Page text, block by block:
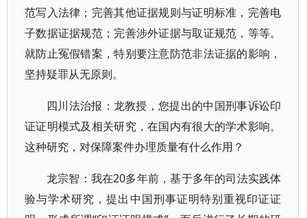
范写入法律；完善其他证据规则与证明标准，完善电
子数据证据规范；完善涉外证据与取证规范，等等。
就防止冤假错案，特别要注意防范非法证据的影响，
坚持疑罪从无原则。
四川法治报：龙教授，您提出的中国刑事诉讼印
证证明模式及相关研究，在国内有很大的学术影响。
这种研究，对保障案件办理质量有什么作用？
龙宗智：我在20多年前，基于多年的司法实践体
验与学术研究，提出中国刑事证明特别重视印证证